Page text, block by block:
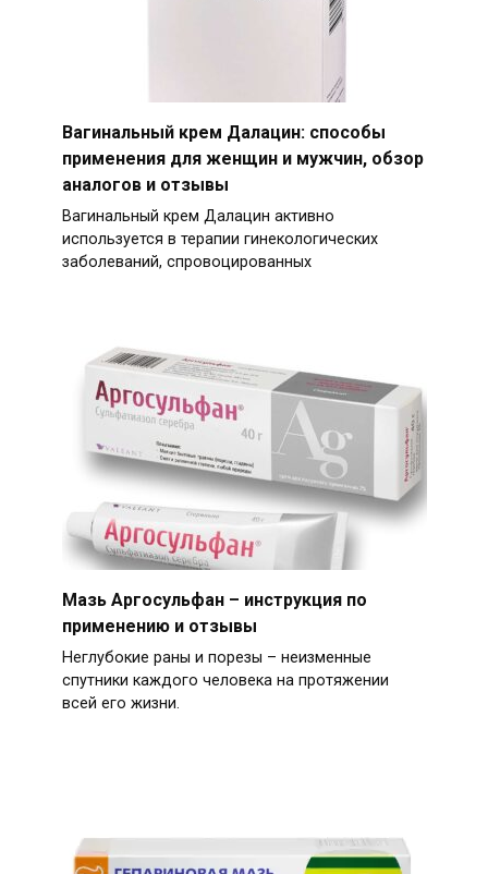
Вагинальный крем Далацин: способы
применения для женщин и мужчин, обзор
аналогов и отзывы
Вагинальный крем Далацин активно
используется в терапии гинекологических
заболеваний, спровоцированных
Мазь Аргосульфан – инструкция по
применению и отзывы
Неглубокие раны и порезы – неизменные
спутники каждого человека на протяжении
всей его жизни.